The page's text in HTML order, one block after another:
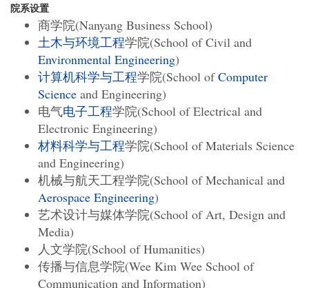
院系设置
商学院(Nanyang Business School)
土木与环境工程学院(School of Civil and
Environmental Engineering)
计算机科学与工程学院(School ofComputer
Science and Engineering)
电气电子工程学院(School of Electrical and
Electronic Engineering)
材料科学与工程学院(School of Materials Science
and Engineering)
机械与航天工程学院(School of Mechanical and
Aerospace Engineering)
艺术设计与媒体学院(School of Art, Design and
Media)
人文学院(School of Humanities)
传播与信息学院(Wee Kim Wee School of
Communication and Information)